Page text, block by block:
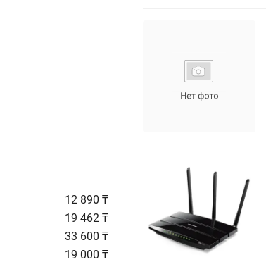
12 890 ₸
19 462 ₸
33 600 ₸
19 000 ₸